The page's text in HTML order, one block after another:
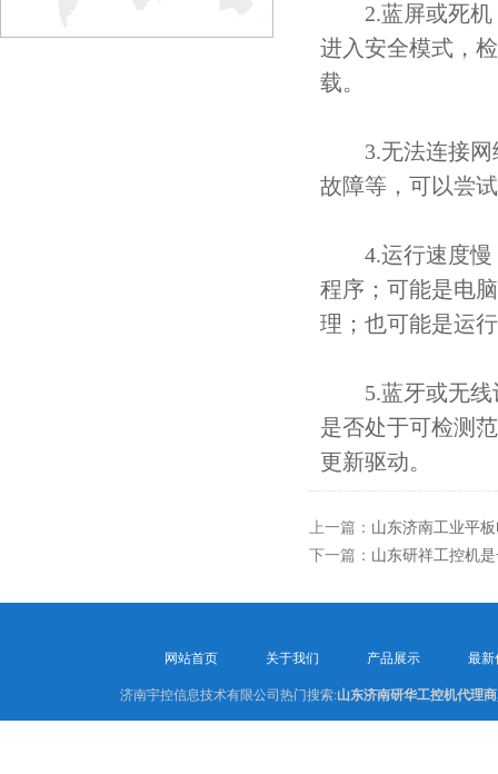
2.蓝屏或死机
进入安全模式，
载。
3.无法连接网
故障等，可以尝
4.运行速度慢
程序；可能是电
理；也可能是运
5.蓝牙或无线
是否处于可检测
更新驱动。
上一篇： 山东济南工业平
下一篇： 山东研祥工控机
网站首页 关于我们 产品展示 最新
济南宇控信息技术有限公司热门搜索:山东济南研华工控机代理